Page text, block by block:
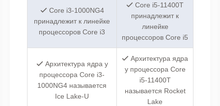
Core i3-1000NG4
принадлежит к линейке
процессоров Core i3
Core i5-11400T
принадлежит к
линейке
процессоров Core i5
Архитектура ядра у
процессора Core i3-
1000NG4 называется
Ice Lake-U
Архитектура ядра
у процессора Core
i5-11400T
называется Rocket
Lake